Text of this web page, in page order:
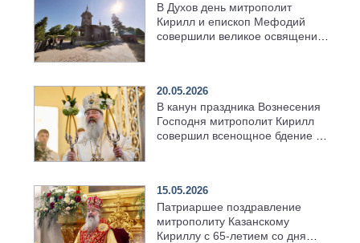
В Духов день митрополит
Кирилл и епископ Мефодий
совершили великое освящение
20.05.2026
В канун праздника Вознесения
Господня митрополит Кирилл
совершил всенощное бдение в
15.05.2026
Патриаршее поздравление
митрополиту Казанскому
Кириллу с 65-летием со дня